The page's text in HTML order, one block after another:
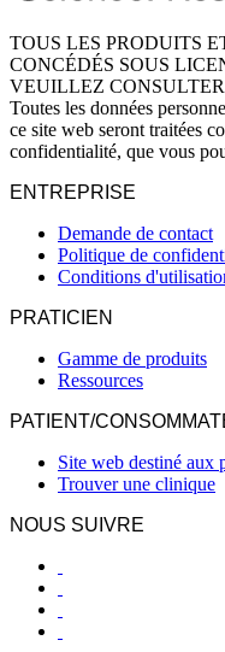
TOUS LES PRODUITS
CONCÉDÉS SOUS
VEUILLEZ
Toutes les données
ce site web seront traitées
confidentialité, que vous
ENTREPRISE
Demande de contact
Politique de
Conditions
PRATICIEN
Gamme de produits
Ressources
PATIENT/
Site web destiné aux
Trouver une clinique
NOUS SUIVRE